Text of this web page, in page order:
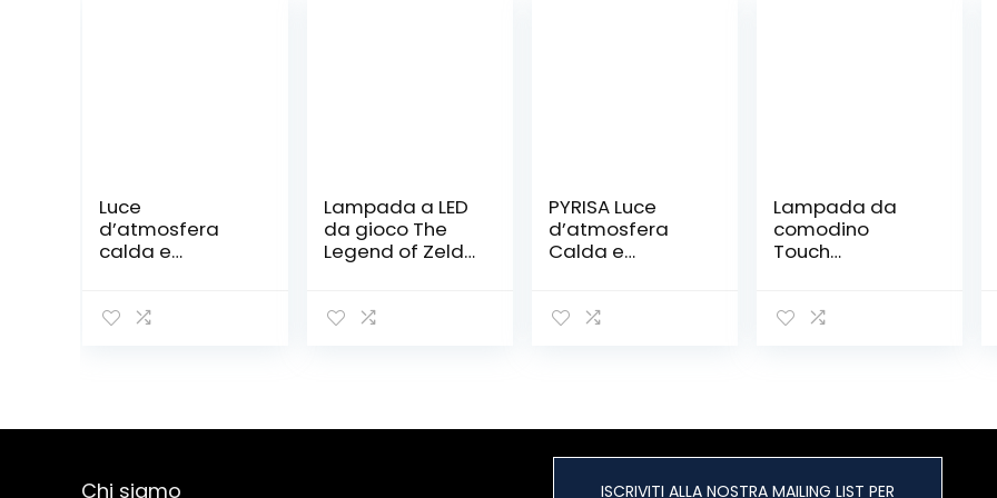
Luce
d’atmosfera
calda e
Tavolo In
Camera Da
Lampada a LED
da gioco The
Legend of Zelda
USB luce
PYRISA Luce
d’atmosfera
Calda e
Comodino
Notturna
(Colore : D)
Lampada da
comodino
Touch
tavolo
tavolo a LED
Retro con
Chi siamo ISCRIVITI ALLA NOSTRA MAILING LIST PER